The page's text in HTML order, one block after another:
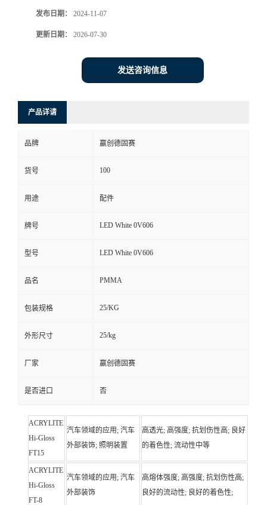
发布日期： 2024-11-07
更新日期： 2026-07-30
发送咨询信息
产品详请
品牌 赢创德固赛
货号 100
用途 配件
牌号 LED White 0V606
型号 LED White 0V606
品名 PMMA
包装规格 25/KG
外形尺寸 25/kg
厂家 赢创德固赛
是否进口 否
ACRYLITE
Hi-Gloss
FT15
汽车领域的应用; 汽车
外部装饰; 照明装置
高透光; 高强度; 抗划伤性高; 良好
的着色性; 流动性中等
ACRYLITE
Hi-Gloss
FT-8
汽车领域的应用; 汽车
外部装饰
高熔体强度; 高强度; 抗划伤性高;
良好的流动性; 良好的着色性;